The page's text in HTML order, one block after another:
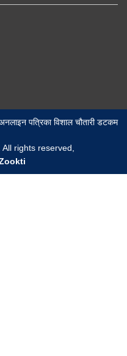
अनलाइन पत्रिका विशाल चौतारी डटकम
rights reserved,